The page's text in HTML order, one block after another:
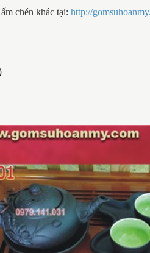
chén khác tại: http://